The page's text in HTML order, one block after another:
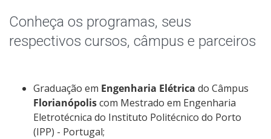
Conheça os programas, seus
respectivos cursos, câmpus e parceiros
Graduação em Engenharia Elétrica do Câmpus
Florianópoliscom Mestrado em Engenharia
Eletrotécnica do Instituto Politécnico do Porto
(IPP) - Portugal;